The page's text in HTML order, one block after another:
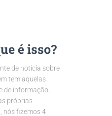
é isso?
de notícia sobre
tem aquelas
de informação,
próprias
nós fizemos 4